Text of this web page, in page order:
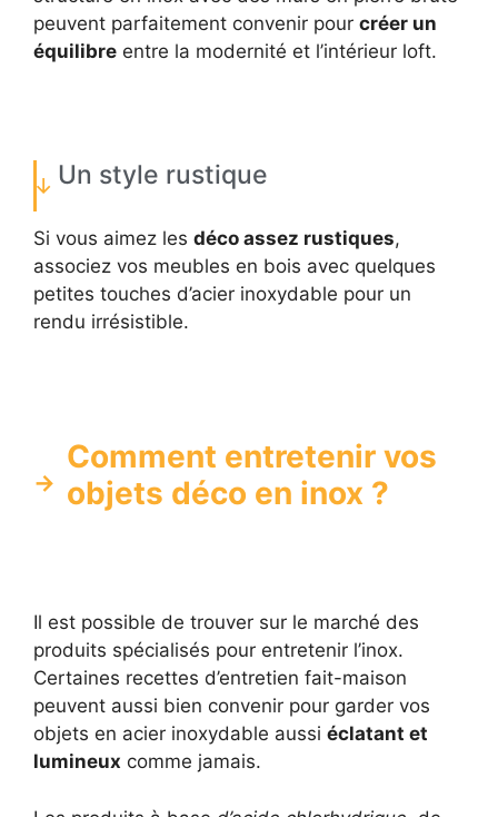
peuvent parfaitement convenir pour créer un
équilibre entre la modernité et l’intérieur loft.
Un style rustique
Si vous aimez les déco assez rustiques,
associez vos meubles en bois avec quelques
petites touches d’acier inoxydable pour un
rendu irrésistible.
Comment entretenir vos
objets déco en inox ?
Il est possible de trouver sur le marché des
produits spécialisés pour entretenir l’inox.
Certaines recettes d’entretien fait-maison
peuvent aussi bien convenir pour garder vos
objets en acier inoxydable aussi éclatant et
lumineux comme jamais.